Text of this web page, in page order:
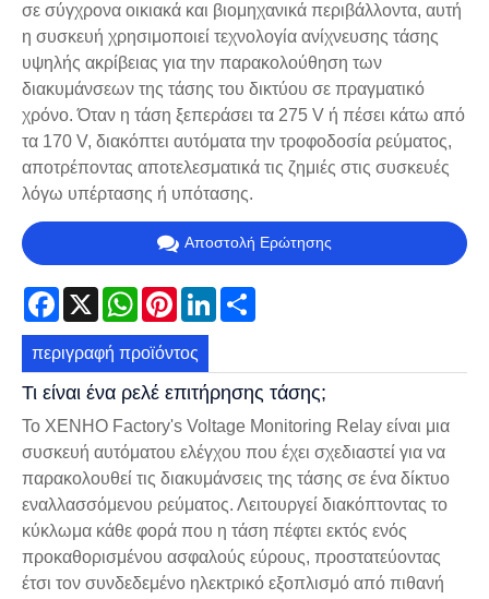
σε σύγχρονα οικιακά και βιομηχανικά περιβάλλοντα, αυτή
η συσκευή χρησιμοποιεί τεχνολογία ανίχνευσης τάσης
υψηλής ακρίβειας για την παρακολούθηση των
διακυμάνσεων της τάσης του δικτύου σε πραγματικό
χρόνο. Όταν η τάση ξεπεράσει τα 275 V ή πέσει κάτω από
τα 170 V, διακόπτει αυτόματα την τροφοδοσία ρεύματος,
αποτρέποντας αποτελεσματικά τις ζημιές στις συσκευές
λόγω υπέρτασης ή υπότασης.
Αποστολή Ερώτησης
Facebook
X WhatsApp
PinterestLinkedIn
περιγραφή προϊόντος
Τι είναι ένα ρελέ επιτήρησης τάσης;
Το XENHO Factory's Voltage Monitoring Relay είναι μια
συσκευή αυτόματου ελέγχου που έχει σχεδιαστεί για να
παρακολουθεί τις διακυμάνσεις της τάσης σε ένα δίκτυο
εναλλασσόμενου ρεύματος. Λειτουργεί διακόπτοντας το
κύκλωμα κάθε φορά που η τάση πέφτει εκτός ενός
προκαθορισμένου ασφαλούς εύρους, προστατεύοντας
έτσι τον συνδεδεμένο ηλεκτρικό εξοπλισμό από πιθανή